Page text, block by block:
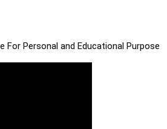
For Personal and Educational Purpose